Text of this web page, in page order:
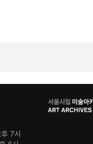
7시
로
고